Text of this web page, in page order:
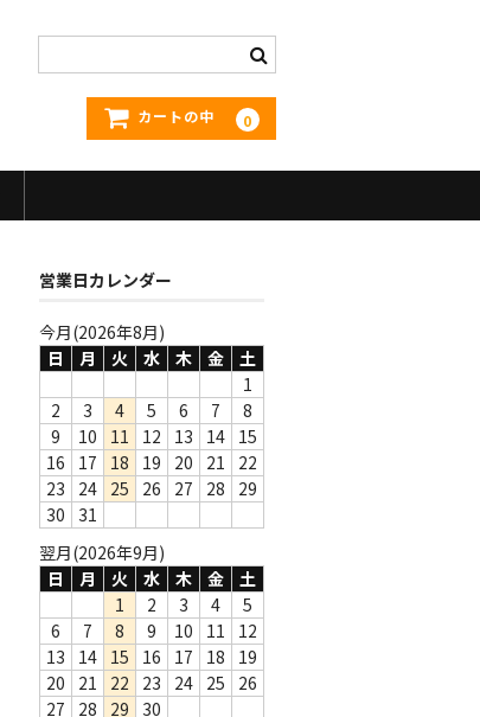
カートの中 0
営業日カレンダー
今月(2026年8月)
日
月 火 水 木 金
土
1
2
3 4 5 6 7
8
9
10 11 12 13 14 15
16
17 18 19 20 21
22
23
24 25 26 27 28
29
30
31
翌月(2026年9月)
日
月 火 水 木 金
土
1
2 3 4
5
6
7 8 9 10 11
12
13
14 15 16 17 18
19
20
21 22 23 24 25
26
27
28 29
30